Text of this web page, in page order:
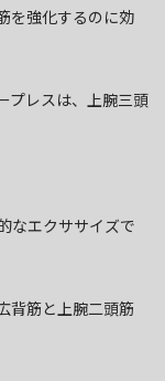
を強化するのに効
プレスは、上腕三頭
なエクササイズで
背筋と上腕二頭筋